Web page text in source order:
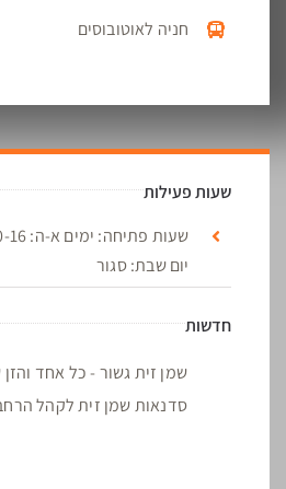
חניה לאוטובוסים
שעות פעילות
יום שבת: סגור
חדשות
שמן זית גשור - כל אחד והזן
סדנאות שמן זית לקהל